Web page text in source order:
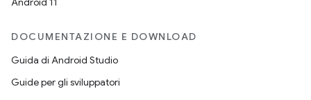
DOCUMENTAZIONE E DOWNLOAD
Guida di Android Studio
Guide per gli sviluppatori